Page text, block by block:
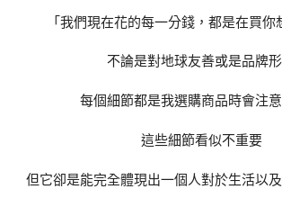
「我們現在花的每一分錢，都是在買你
不論是對地球友善或是品牌
每個細節都是我選購商品時會注
這些細節看似不重要
但它卻是能完全體現出一個人對於生活以